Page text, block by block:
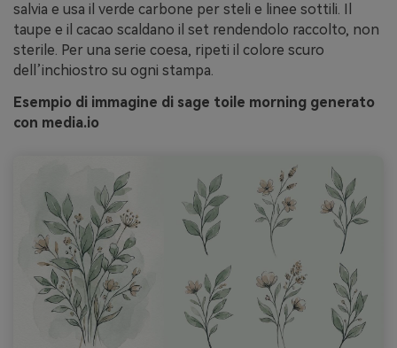
salvia e usa il verde carbone per steli e linee sottili. Il
taupe e il cacao scaldano il set rendendolo raccolto, non
sterile. Per una serie coesa, ripeti il colore scuro
dell’inchiostro su ogni stampa.
Esempio di immagine di sage toile morning generato
con media.io